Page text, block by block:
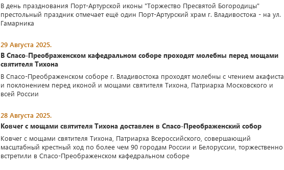
В день празднования Порт-Артурской иконы "Торжество Пресвятой Богородицы"
престольный праздник отмечает ещё один Порт-Артурский храм г. Владивостока - на ул.
Гамарника
29 Августа 2025.
В Спасо-Преображенском кафедральном соборе проходят молебны перед мощами
святителя Тихона
В Спасо-Преображенском соборе г. Владивостока проходят молебны с чтением акафиста
и поклонением перед иконой и мощами святителя Тихона, Патриарха Московского и
всей России
28 Августа 2025.
Ковчег с мощами святителя Тихона доставлен в Спасо-Преображенский собор
Ковчег с мощами святителя Тихона, Патриарха Всероссийского, совершающий
масштабный крестный ход по более чем 90 городам России и Белоруссии, торжественно
встретили в Спасо-Преображенском кафедральном соборе